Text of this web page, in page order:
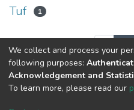
Tuf 1
« 1
We collect and process your
following purposes:
Acknowledgement and
To learn more, please read our